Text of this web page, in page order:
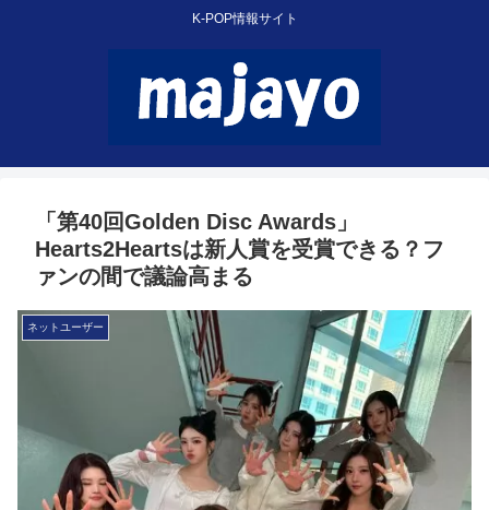
K-POP情報サイト
「第40回Golden Disc Awards」
Hearts2Heartsは新人賞を受賞できる？フ
ァンの間で議論高まる
ネットユーザー